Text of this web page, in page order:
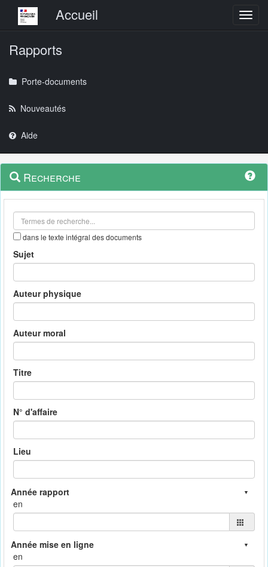
Menu principalAccueil
Rapports
Porte-documents
Nouveautés
Aide
Navigation
outils
Menu
contextuel
Recherche
dans le texte intégral des documents
Sujet
Auteur physique
Auteur moral
Titre
N° d'affaire
Lieu
en
en